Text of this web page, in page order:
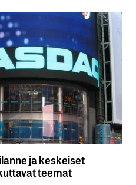
ja keskeiset
teemat